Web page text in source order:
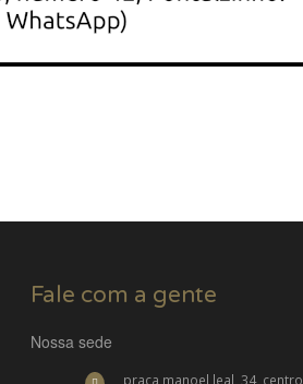
Fale com a gente
Nossa sede
praça manoel leal, 34, centro,